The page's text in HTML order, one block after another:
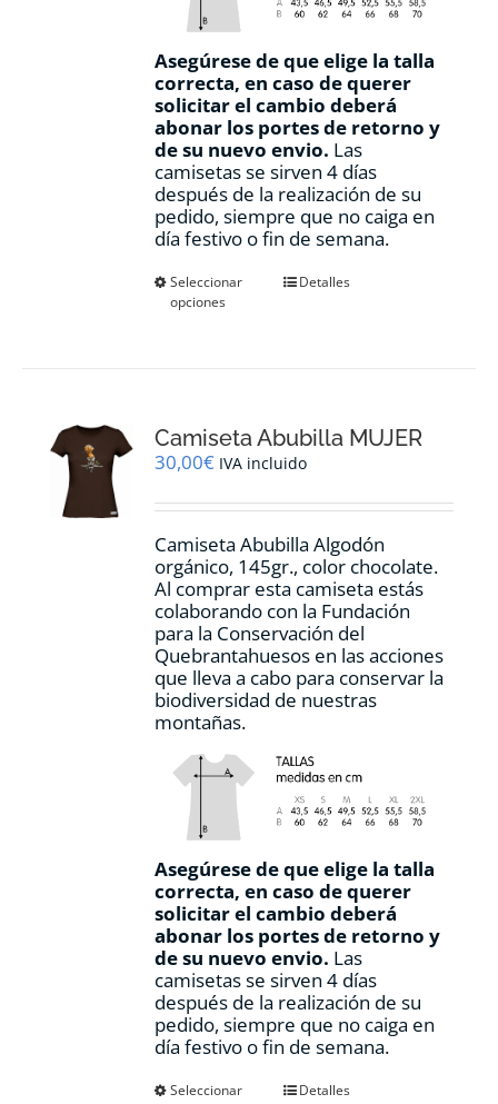
Asegúrese de que elige la talla
correcta, en caso de querer
solicitar el cambio deberá
abonar los portes de retorno y
de su nuevo envio. Las
camisetas se sirven 4 días
después de la realización de su
pedido, siempre que no caiga en
día festivo o fin de semana.
Seleccionar
opciones
Este
se
pueden
en
página
de
producto
Detalles
Camiseta Abubilla MUJER
30,00€ IVA incluido
Camiseta Abubilla Algodón
orgánico, 145gr., color chocolate.
Al comprar esta camiseta estás
colaborando con la Fundación
para la Conservación del
Quebrantahuesos en las acciones
que lleva a cabo para conservar la
biodiversidad de nuestras
montañas.
Asegúrese de que elige la talla
correcta, en caso de querer
solicitar el cambio deberá
abonar los portes de retorno y
de su nuevo envio. Las
camisetas se sirven 4 días
después de la realización de su
pedido, siempre que no caiga en
día festivo o fin de semana.
Seleccionar
EsteDetalles